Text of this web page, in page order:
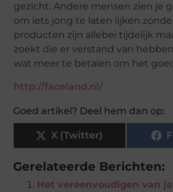
gezicht. Andere mensen zien je
om iets jong te laten lijken
producten zijn allebei tijdelijk
zoekt die er verstand van
wat meer te betalen om het
http://faceland.nl/
Goed artikel? Deel hem dan op:
X (Twitter)
Gerelateerde Berichten:
Het vereenvoudigen van